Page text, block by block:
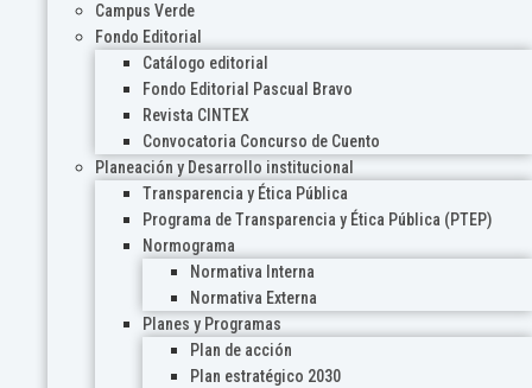
Campus Verde
Fondo Editorial
Catálogo editorial
Fondo Editorial Pascual Bravo
Revista CINTEX
Convocatoria Concurso de Cuento
Planeación y Desarrollo institucional
Transparencia y Ética Pública
Programa de Transparencia y Ética Pública (PTEP)
Normograma
Normativa Interna
Normativa Externa
Planes y Programas
Plan de acción
Plan estratégico 2030